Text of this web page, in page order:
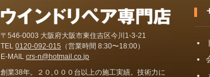
〒546-0003 大阪府大阪市東住吉区今川1-3-21
TEL 0120-092-015 （営業時間 8:30〜18:00）
E-MAIL crs-n@hotmail.co.jp
創業38年。２０,０００台以上の施工実績。技術力に